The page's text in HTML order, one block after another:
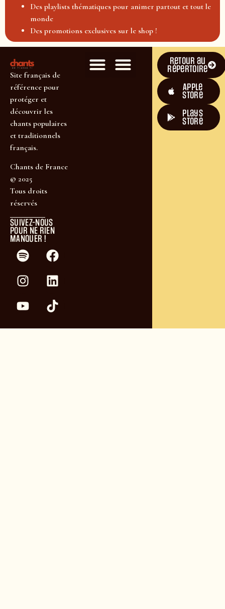
Des playlists thématiques pour animer partout et tout le
monde
Des promotions exclusives sur le shop !
Site français de
référence pour
protéger et
découvrir les
chants populaires
et traditionnels
français.
Chants de France
© 2025
Tous droits
réservés
SUIVEZ-NOUS
POUR NE RIEN
MANQUER !
Retour au
répertoire
Apple
Store
plays
store